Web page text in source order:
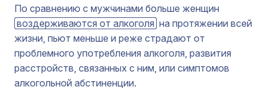
По сравнению с мужчинами больше женщин
воздерживаются от алкоголя на протяжении всей
жизни, пьют меньше и реже страдают от
проблемного употребления алкоголя, развития
расстройств, связанных с ним, или симптомов
алкогольной абстиненции.